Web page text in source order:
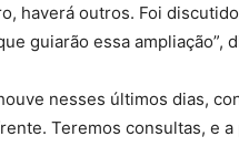
haverá outros. Foi
guiarão essa ampliação”,
nesses últimos dias,
Teremos consultas, e